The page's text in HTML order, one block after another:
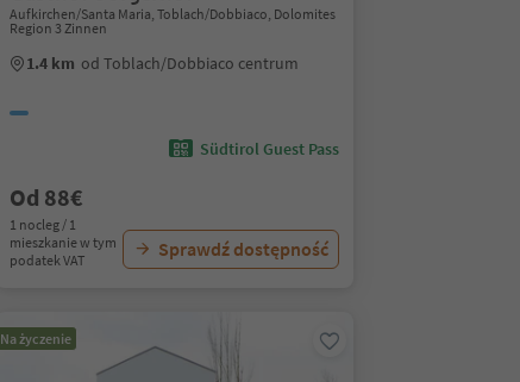
Aufkirchen/Santa Maria, Toblach/Dobbiaco, Dolomites
Region 3 Zinnen
1.4 km od Toblach/Dobbiaco centrum
Südtirol Guest Pass
Od 88€
1 nocleg / 1
mieszkanie w tym
podatek VAT
Sprawdź dostępność
Na życzenie